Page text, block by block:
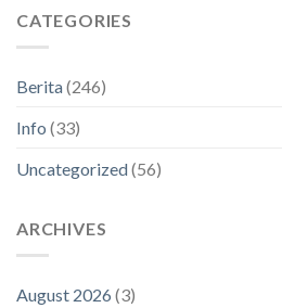
CATEGORIES
Berita(246)
Info (33)
Uncategorized(56)
ARCHIVES
August 2026 (3)